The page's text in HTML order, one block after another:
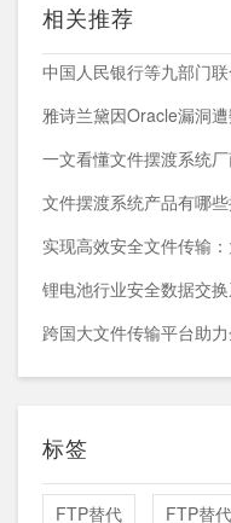
相关推荐
雅诗兰黛因Oracle漏洞
实现高效安全文件传输
跨国大文件传输平台助
标签
FTP替代 FTP替